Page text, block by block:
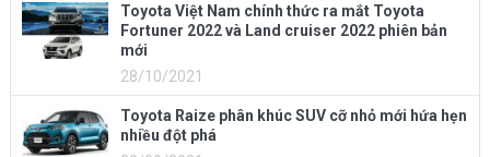
Toyota Việt Nam chính thức ra mắt Toyota
Fortuner 2022 và Land cruiser 2022 phiên bản
mới
28/10/2021
Toyota Raize phân khúc SUV cỡ nhỏ mới hứa hẹn
nhiều đột phá